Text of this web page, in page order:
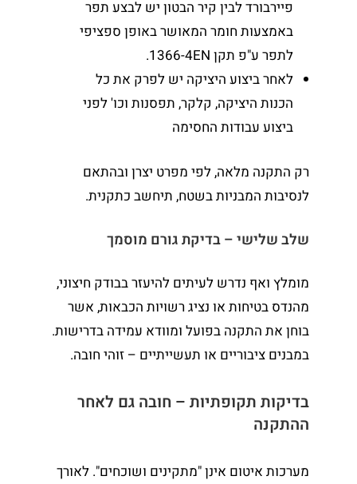
פיירבורד לבין קיר הבטון יש לבצע תפר
באמצעות חומר המאושר באופן ספציפי
לתפר ע"פ תקן 1366-4EN.
לאחר ביצוע היציקה יש לפרק את כל
הכנות היציקה, קלקר, תפסנות וכו' לפני
ביצוע עבודות החסימה
רק התקנה מלאה, לפי מפרט יצרן ובהתאם
לנסיבות המבניות בשטח, תיחשב כתקנית.
שלב שלישי – בדיקת גורם מוסמך
מומלץ ואף נדרש לעיתים להיעזר בבודק חיצוני,
מהנדס בטיחות או נציג רשויות הכבאות, אשר
בוחן את התקנה בפועל ומוודא עמידה בדרישות.
במבנים ציבוריים או תעשייתיים – זוהי חובה.
בדיקות תקופתיות – חובה גם לאחר
ההתקנה
מערכות איטום אינן "מתקינים ושוכחים". לאורך